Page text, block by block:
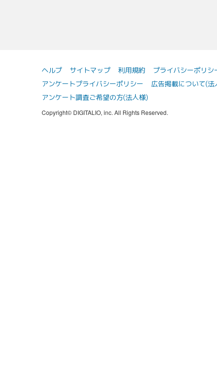
ヘルプ サイトマップ 利用規約
プライバシーポリシ
アンケートプライバシーポリシー
広告掲載について(法
アンケート調査ご希望の方(法人様)
Copyright© DIGITALIO, inc. All Rights Reserved.